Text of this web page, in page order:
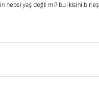
hepsi yaş değil mi? bu ikisini